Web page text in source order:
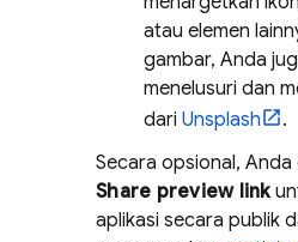
atau elemen
gambar, Anda
menelusuri dan
dari Unsplash
.
Secara opsional,
Share preview link
aplikasi secara publik